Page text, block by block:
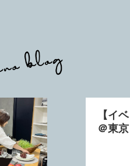
【イ
＠東京